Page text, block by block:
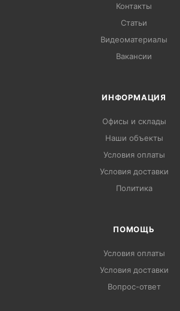
Контакты
Статьи
Видеоматериалы
Вакансии
ИНФОРМАЦИЯ
Офисы и склады
Наши объекты
Условия оплаты
Условия доставки
Политика
ПОМОЩЬ
Условия оплаты
Условия доставки
Вопрос-ответ